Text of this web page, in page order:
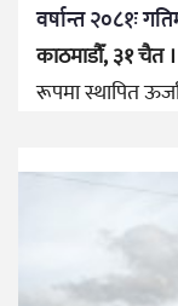
वर्षान्त २०८१ः
काठमाडौँ, ३१ चैत ।
रूपमा स्थापित